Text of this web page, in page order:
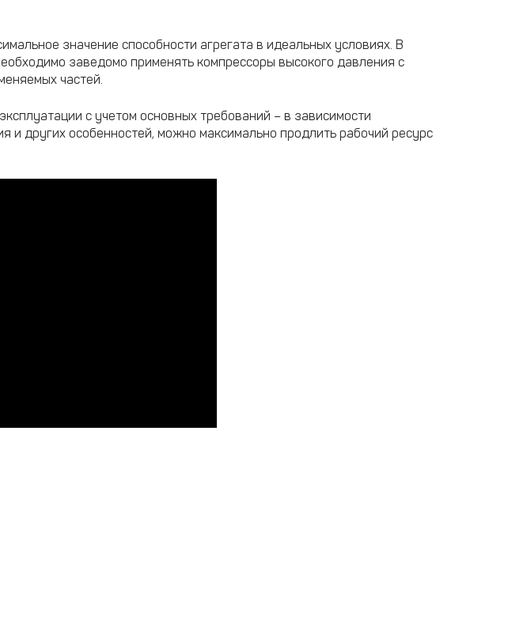
значение способности агрегата в идеальных условиях. В
заведомо применять компрессоры высокого давления с
частей.
с учетом основных требований – в зависимости
и других особенностей, можно максимально продлить рабочий ресурс